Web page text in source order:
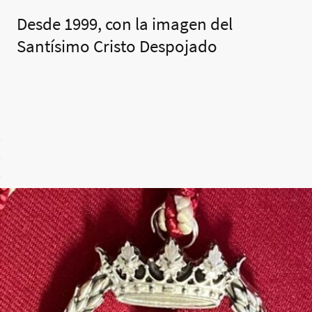
Desde 1999, con la imagen del
Santísimo Cristo Despojado
.
.
.